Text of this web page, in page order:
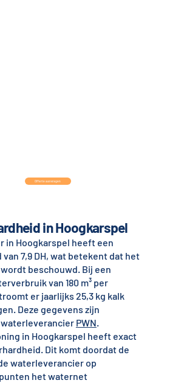
in Hoogkarspel
in Hoogkarspel heeft een
7,9 DH, wat betekent dat het
beschouwd. Bij een
van 180 m³ per
er jaarlijks 25,3 kg kalk
Deze gegevens zijn
PWN.
in Hoogkarspel heeft exact
Dit komt doordat de
waterleverancier op
het waternet
Offerte aanvragen